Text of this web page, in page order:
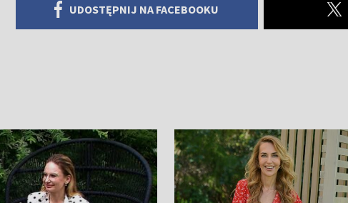
UDOSTĘPNIJ NA FACEBOOKU